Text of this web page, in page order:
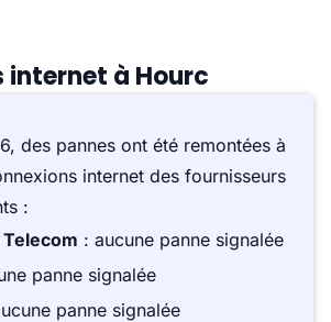
internet à Hourc
des pannes ont été remontées à
internet des fournisseurs
:
: aucune panne signalée
panne signalée
panne signalée